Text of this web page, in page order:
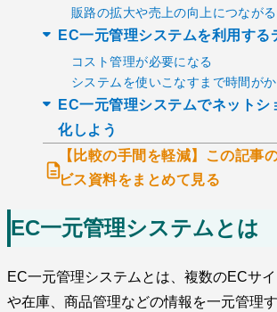
販路の拡大や売上の向上につながる
EC一元管理システムを利用する
コスト管理が必要になる
システムを使いこなすまで時間が
EC一元管理システムでネットシ
化しよう
【比較の手間を軽減】この記事
ビス資料をまとめて見る
EC一元管理システムとは
EC一元管理システムとは、複数のECサ
や在庫、商品管理などの情報を一元管理